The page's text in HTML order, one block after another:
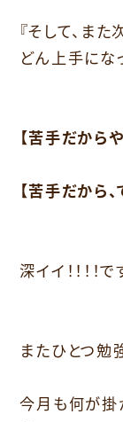
『そして、ま
どん上手にな
【苦手だからや
【苦手だから
深イイ！！！！
またひとつ勉
今月も何が掛